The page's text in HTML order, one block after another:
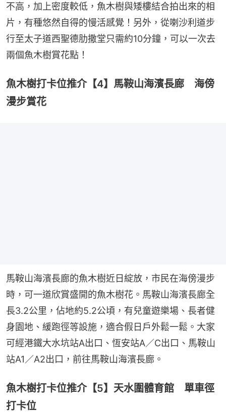
不高，加上密度較低，魚木樹與矮樓結合拍出來的相
片，有種悠然自得的慢活感覺！另外，從喇沙利道步
行至太子道西聖德肋撒堂只需約10分鐘，可以一次去
兩個魚木樹賞花點！
魚木樹打卡位推介【4】馬鞍山海濱長廊 海傍
漫步賞花
馬鞍山海濱長廊的魚木樹近日綻放，市民在海傍漫步
時，可一道欣賞盛開的魚木樹花。馬鞍山海濱長廊全
長3.2公里，佔地約5.2公頃，有兒童遊樂場、長者健
身園地、緩跑徑等設施，適合假日戶外鬆一鬆。大家
可經港鐵大水坑站A出口、恆安站A／C出口、馬鞍山
站A1／A2出口，前往馬鞍山海濱長廊。
魚木樹打卡位推介【5】天水圍體育館 單車徑
打卡位